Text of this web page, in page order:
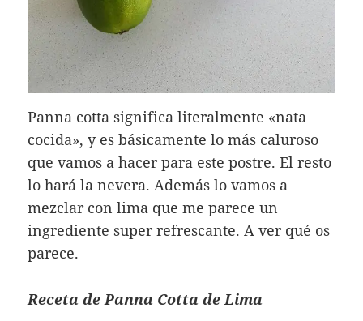
Panna cotta significa literalmente «nata
cocida», y es básicamente lo más caluroso
que vamos a hacer para este postre. El resto
lo hará la nevera. Además lo vamos a
mezclar con lima que me parece un
ingrediente super refrescante. A ver qué os
parece.
Receta de Panna Cotta de Lima